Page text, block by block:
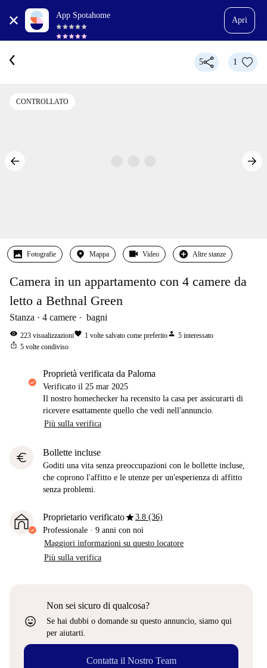
App Spotahome
Apri
5 1
CONTROLLATO
Fotografie Mappa Video Altre stanze
Camera in un appartamento con 4 camere da
letto a Bethnal Green
Stanza 4 camere bagni
visibility 223 visualizzazionifavorite 1 volte salvato come preferitoperson 5 interessato
ios_share 5 volte condiviso
proprietà verificata da Paloma
Verificato il 25 mar 2025
Il nostro homechecker ha recensito la casa per assicurarti di
ricevere esattamente quello che vedi nell'annuncio.
Più sulla verifica
euro Bollette incluse
Goditi una vita senza preoccupazioni con le bollette incluse,
che coprono l'affitto e le utenze per un'esperienza di affitto
senza problemi.
Proprietario verificatostar3.8 (36)
Professionale · 9 anni con noi
Maggiori informazioni su questo locatore
Più sulla verifica
sentiment_very_satisfied
Non sei sicuro di qualcosa?
Se hai dubbi o domande su questo annuncio, siamo qui
per aiutarti.
Contatta il Nostro Team